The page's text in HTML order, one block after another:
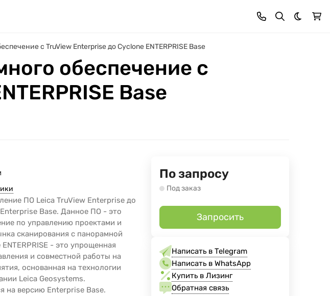
Темная
с TruView Enterprise до Cyclone ENTERPRISE Base
обеспечение с
Base
ПО Leica TruView Enterprise до
Base. Данное ПО - это
по управлению проектами и
сканирования с панорамной
- это упрощенная
и совместной работы на
основанная на технологии
Leica Geosystems.
на версию Enterprise Base.
По запросу
Под заказ
Запросить
Написать в Telegram
Написать в WhatsApp
Купить в Лизинг
Обратная связь